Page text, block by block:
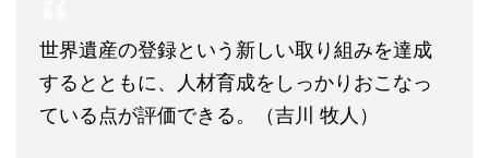
世界遺産の登録という新しい取り組みを達成
するとともに、人材育成をしっかりおこなっ
ている点が評価できる。（吉川 牧人）